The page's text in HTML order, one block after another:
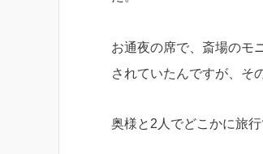
お通夜の席で、斎場のモ
されていたんですが、そ
奥様と2人でどこかに旅